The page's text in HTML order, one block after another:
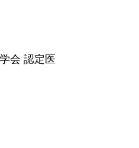
会 認定医